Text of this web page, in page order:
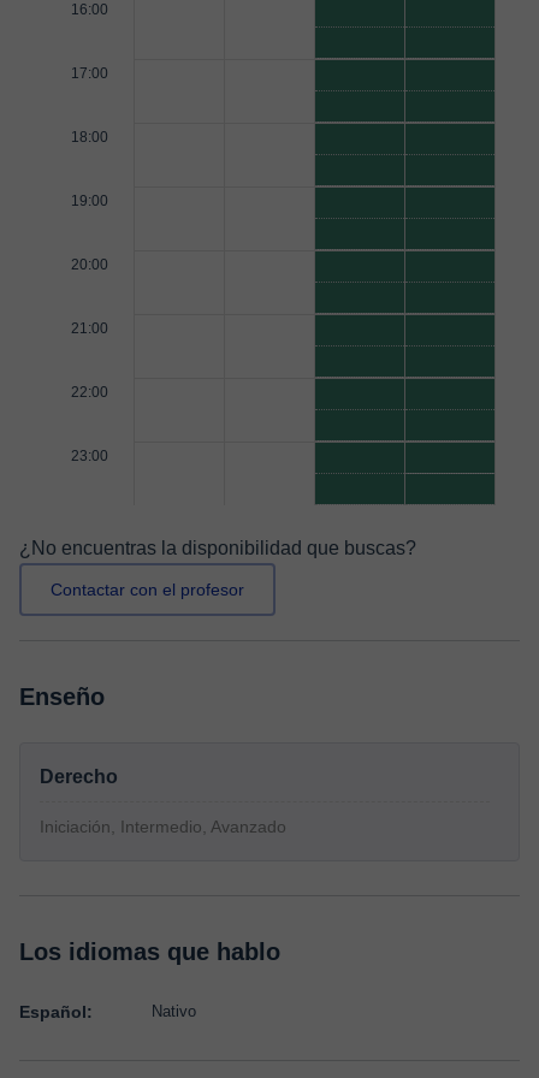
16:00
17:00
18:00
19:00
20:00
21:00
22:00
23:00
¿No encuentras la disponibilidad que buscas?
Contactar con el profesor
Enseño
Derecho
Iniciación, Intermedio, Avanzado
Los idiomas que hablo
Español: Nativo